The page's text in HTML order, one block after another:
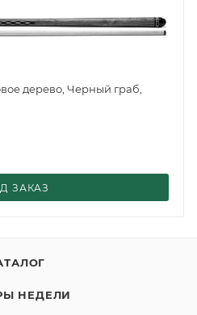
дерево, Черный граб,
ЗАКАЗ
НЕДЕЛИ